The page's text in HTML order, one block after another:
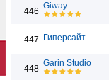
446
Giway
447 Гиперсайт
448
Garin Studio